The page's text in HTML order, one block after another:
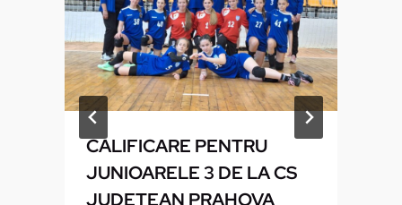
CALIFICARE PENTRU
JUNIOARELE 3 DE LA CS
JUDEŢEAN PRAHOVA